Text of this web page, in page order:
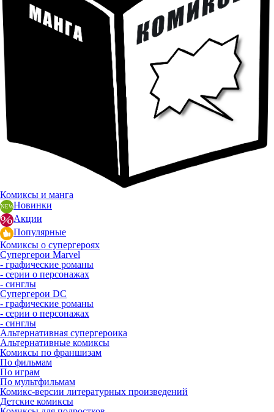
Комиксы и манга
Новинки
Акции
Популярные
Комиксы о супергероях
Супергерои Marvel
- графические романы
- серии о персонажах
- синглы
Супергерои DC
- графические романы
- серии о персонажах
- синглы
Альтернативная супергероика
Альтернативные комиксы
Комиксы по франшизам
По фильмам
По играм
По мультфильмам
Комикс-версии литературных произведений
Детские комиксы